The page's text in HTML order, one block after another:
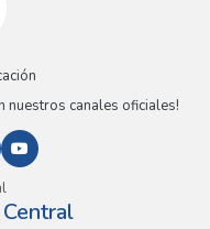
nuestros canales oficiales!